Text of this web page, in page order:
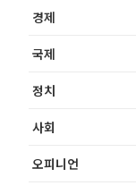
경제
국제
정치
사회
오피니언